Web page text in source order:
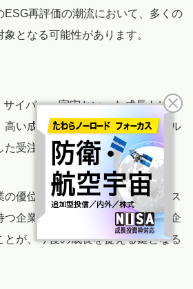
ESG再評価の潮流において、多くの
となる可能性があります。
サイバー・宇宙といった成長トレン
高い成長が期待できます。ミサイル
受注が見込める中核事業です。
の優位性に加えて、デュアルユース
つ企業や、コアな技術を持つ中小企
が、今後の成長を捉える鍵となる